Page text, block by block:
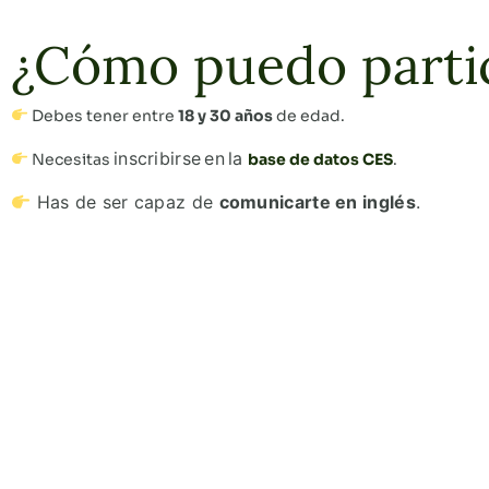
¿Cómo puedo
Debes tenerentre 18y30 añosde edad.
Necesitas inscribirseen la base de datos CES.
Has de ser capaz de comunicarte en inglés.